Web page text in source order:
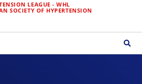
LEAGUE - WHL
SOCIETY OF HYPERTENSION